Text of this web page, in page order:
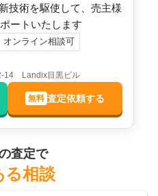
技術を駆使して、売主様
ートいたします
オンライン相談可
14 Landix目黒ビル
無料 査定依頼する
査定で
る相談